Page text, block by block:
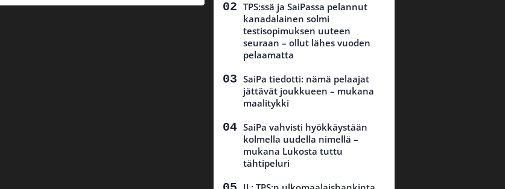
TPS:ssä ja SaiPassa pelannut
kanadalainen solmi
testisopimuksen uuteen
seuraan – ollut lähes vuoden
pelaamatta
SaiPa tiedotti: nämä pelaajat
jättävät joukkueen – mukana
maalitykki
SaiPa vahvisti hyökkäystään
kolmella uudella nimellä –
mukana Lukosta tuttu
tähtipeluri